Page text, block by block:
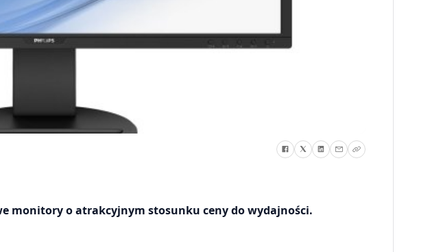
monitory o atrakcyjnym stosunku ceny do wydajności.